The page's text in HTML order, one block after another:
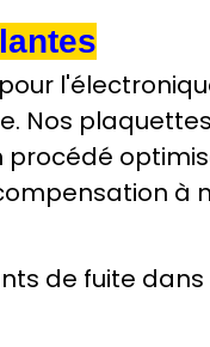
Nos
procédé
à
de fuite